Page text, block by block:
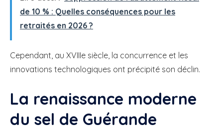
de 10 % : Quelles conséquences pour les
retraités en 2026 ?
Cependant, au XVIIIe siècle, la concurrence et les
innovations technologiques ont précipité son déclin.
La renaissance moderne
du sel de Guérande